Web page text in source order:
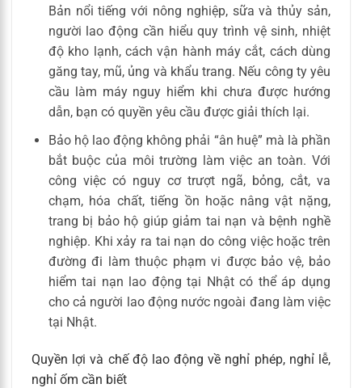
Bản nổi tiếng với nông nghiệp, sữa và thủy sản,
người lao động cần hiểu quy trình vệ sinh, nhiệt
độ kho lạnh, cách vận hành máy cắt, cách dùng
găng tay, mũ, ủng và khẩu trang. Nếu công ty yêu
cầu làm máy nguy hiểm khi chưa được hướng
dẫn, bạn có quyền yêu cầu được giải thích lại.
Bảo hộ lao động không phải “ân huệ” mà là phần
bắt buộc của môi trường làm việc an toàn. Với
công việc có nguy cơ trượt ngã, bỏng, cắt, va
chạm, hóa chất, tiếng ồn hoặc nâng vật nặng,
trang bị bảo hộ giúp giảm tai nạn và bệnh nghề
nghiệp. Khi xảy ra tai nạn do công việc hoặc trên
đường đi làm thuộc phạm vi được bảo vệ, bảo
hiểm tai nạn lao động tại Nhật có thể áp dụng
cho cả người lao động nước ngoài đang làm việc
tại Nhật.
Quyền lợi và chế độ lao động về nghỉ phép, nghỉ lễ,
nghỉ ốm cần biết